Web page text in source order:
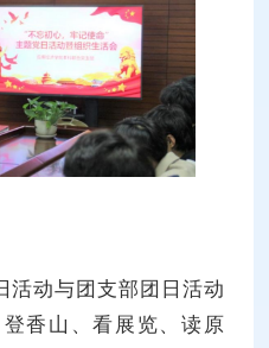
活动与团支部团日活动
香山、看展览、读原